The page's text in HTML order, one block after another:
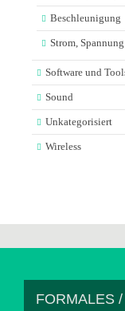
Beschleunigung
Strom, Spannung
Software und
Sound
Unkategorisiert
Wireless
FORMALES